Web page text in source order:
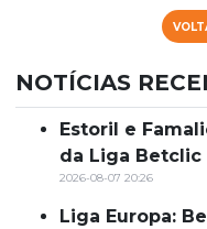
NOTÍCIAS
Estoril e
da Liga Betclic
2026-08-07 20:26
Liga Europa: